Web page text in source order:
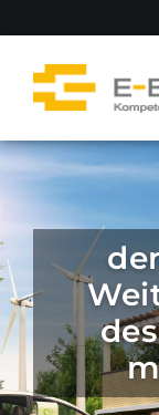
springen
Startseite
Über uns
Team